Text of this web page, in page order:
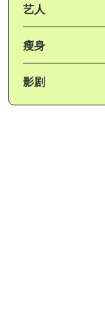
艺人
瘦身
影剧